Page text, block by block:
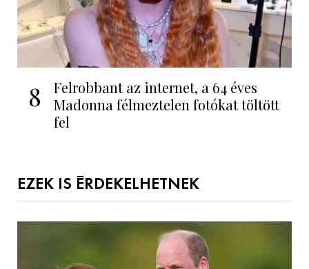
8
Felrobbant az internet, a 64 éves
Madonna félmeztelen fotókat töltött
fel
EZEK IS ÉRDEKELHETNEK